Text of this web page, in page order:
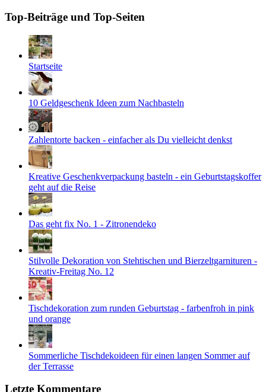
Top-Beiträge und Top-Seiten
Startseite
10 Geldgeschenk Ideen zum Nachbasteln
Zahlentorte backen - einfacher als Du vielleicht denkst
Kreative Geschenkverpackung basteln - ein Geburtstagskoffer
geht auf die Reise
Das geht fix No. 1 - Zitronendeko
Stilvolle Dekoration von Stehtischen und Bierzeltgarnituren -
Kreativ-Freitag No. 12
Tischdekoration zum runden Geburtstag - farbenfroh in pink
und orange
Sommerliche Tischdekoideen für einen langen Sommer auf
der Terrasse
Letzte Kommentare